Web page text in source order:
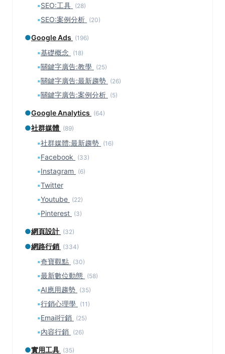
▪SEO:工具 (28)
▪SEO:案例分析 (20)
●Google Ads (196)
▪基礎概念 (18)
▪關鍵字廣告:教學 (25)
▪關鍵字廣告:最新趨勢 (26)
▪關鍵字廣告:案例分析 (5)
●Google Analytics (64)
●社群媒體 (89)
▪社群媒體:最新趨勢 (16)
▪Facebook (33)
▪Instagram (6)
▪Twitter
▪Youtube (22)
▪Pinterest (3)
●網頁設計 (32)
●網路行銷 (334)
▪奇寶觀點 (30)
▪最新數位動態 (58)
▪AI應用趨勢 (35)
▪行銷心理學 (11)
▪Email行銷 (25)
▪內容行銷 (26)
●實用工具 (35)